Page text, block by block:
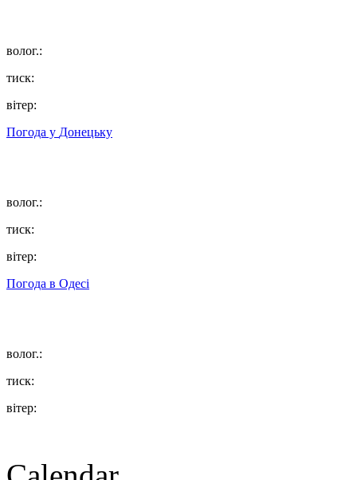
волог.:
тиск:
вітер:
Погода у Донецьку
волог.:
тиск:
вітер:
Погода в Одесі
волог.:
тиск:
вітер: